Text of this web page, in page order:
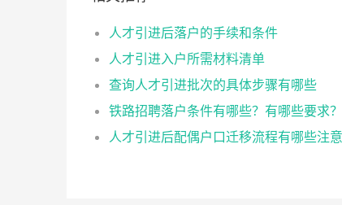
人才引进后落户的手续和条件
人才引进入户所需材料清单
查询人才引进批次的具体步骤有哪些
铁路招聘落户条件有哪些？有哪些要求？
人才引进后配偶户口迁移流程有哪些注